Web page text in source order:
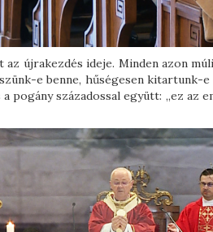
újrakezdés ideje. Minden azon
e benne, hűségesen
pogány századossal együtt: „ez az